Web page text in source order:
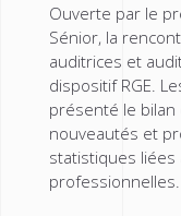
Ouverte par le
Sénior, la
auditrices et
dispositif RGE.
présenté le
nouveautés et
statistiques liées
professionnelles.